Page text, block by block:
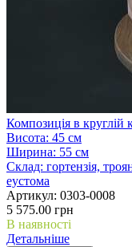
Композиція в круглій
Висота: 45 см
Ширина: 55 см
Склад: гортензія,
еустома
Артикул: 0303-0008
5 575.00 грн
В наявності
Детальніше